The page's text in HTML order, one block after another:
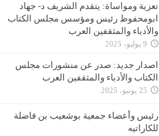
تعزية ومواساة: يتقدم الشريف د- جهاد
ابومحفوظ رئيس ومؤسس مجلس الكتاب
والأدباء والمثقفين العرب
9 يوليو، 2025
اصدار جديد: صدر عن منشورات مجلس
الكتاب والأدباء والمثقفين العرب
25 يونيو، 2025
رئيس وأعضاء جمعية بوشعيب بن فاضلة
للكاراتيه